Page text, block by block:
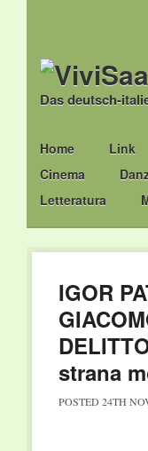
Das deutsch-
Main menu
Skip
to
content
Home Link
Cinema
Letteratura
IGOR
strana
POSTED 24TH